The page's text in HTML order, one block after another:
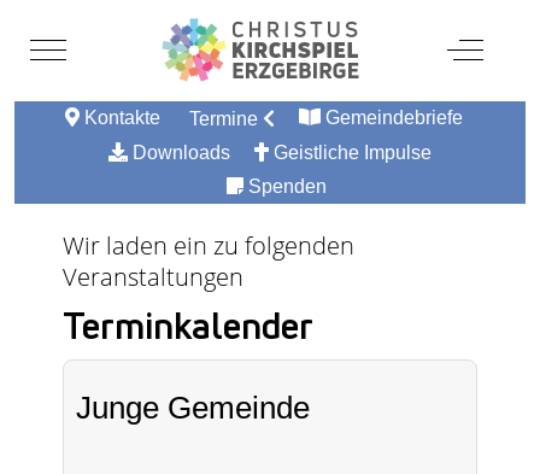
Mobile Menu Toggle Off-
Kontakte Termine
Gemeindebriefe
Downloads
Geistliche Impulse
Spenden
Wir laden ein zu folgenden
Veranstaltungen
Terminkalender
Junge Gemeinde